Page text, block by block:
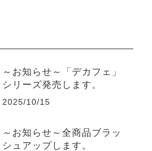
～お知らせ～「デカフェ」
シリーズ発売します。
2025/10/15
～お知らせ～全商品ブラッ
シュアップします。